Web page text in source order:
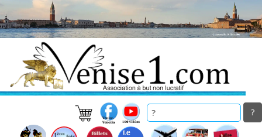
to
main